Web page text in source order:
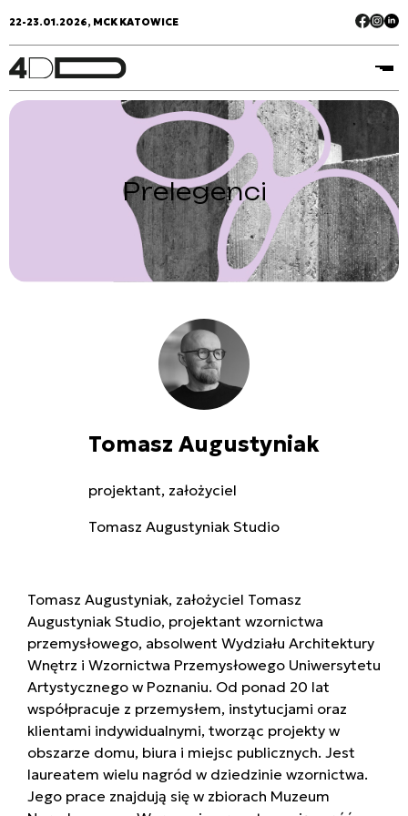
22-23.01.2026, MCK KATOWICE
Prelegenci
Tomasz Augustyniak
projektant, założyciel
Tomasz Augustyniak Studio
Tomasz Augustyniak, założyciel Tomasz
Augustyniak Studio, projektant wzornictwa
przemysłowego, absolwent Wydziału Architektury
Wnętrz i Wzornictwa Przemysłowego Uniwersytetu
Artystycznego w Poznaniu. Od ponad 20 lat
współpracuje z przemysłem, instytucjami oraz
klientami indywidualnymi, tworząc projekty w
obszarze domu, biura i miejsc publicznych. Jest
laureatem wielu nagród w dziedzinie wzornictwa.
Jego prace znajdują się w zbiorach Muzeum